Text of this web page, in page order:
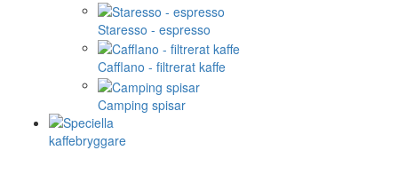
Staresso - espresso
Cafflano - filtrerat kaffe
Camping spisar